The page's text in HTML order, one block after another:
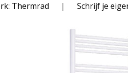
Thermrad | Schrijf je